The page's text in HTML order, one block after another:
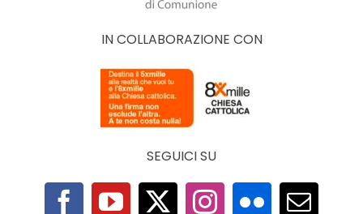
IN COLLABORAZIONE CON
SEGUICI SU